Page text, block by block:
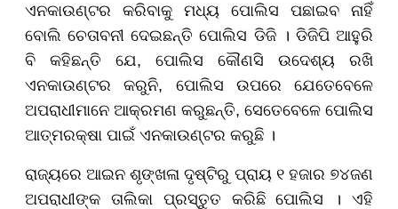
ଏନକାଉଣ୍ଟର କରିବାକୁ ମଧ୍ୟ ପୋଲିସ ପଛାଇବ ନାହିଁ
ବୋଲି ଚେତାବନୀ ଦେଇଛନ୍ତି ପୋଲିସ ଡିଜି । ଡିଜିପି ଆହୁରି
ବି କହିଛନ୍ତି ଯେ, ପୋଲିସ କୌଣସି ଉଦେଶ୍ୟ ରଖି
ଏନକାଉଣ୍ଟର କରୁନି, ପୋଲିସ ଉପରେ ଯେତେବେଳେ
ଅପରାଧୀମାନେ ଆକ୍ରମଣ କରୁଛନ୍ତି, ସେତେବେଳେ ପୋଲିସ
ଆତ୍ମରକ୍ଷା ପାଇଁ ଏନକାଉଣ୍ଟର କରୁଛି ।
ରାଜ୍ୟରେ ଆଇନ ଶୃଙ୍ଖଳା ଦୃଷ୍ଟିରୁ ପ୍ରାୟ ୧ ହଜାର ୭୪ଜଣ
ଅପରାଧୀଙ୍କ ତାଲିକା ପ୍ରସ୍ତୁତ କରିଛି ପୋଲିସ । ଏହି